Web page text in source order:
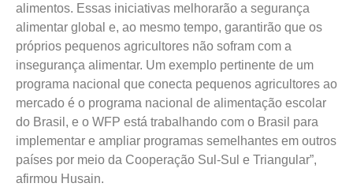
alimentos. Essas iniciativas melhorarão a segurança
alimentar global e, ao mesmo tempo, garantirão que os
próprios pequenos agricultores não sofram com a
insegurança alimentar. Um exemplo pertinente de um
programa nacional que conecta pequenos agricultores ao
mercado é o programa nacional de alimentação escolar
do Brasil, e o WFP está trabalhando com o Brasil para
implementar e ampliar programas semelhantes em outros
países por meio da Cooperação Sul-Sul e Triangular”,
afirmou Husain.